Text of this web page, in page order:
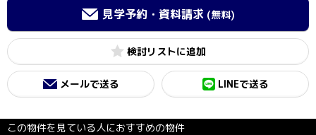
見学予約・資料請求 (無料)
検討リスト
メールで送る LINEで送る
この物件を見ている人におすすめの物件